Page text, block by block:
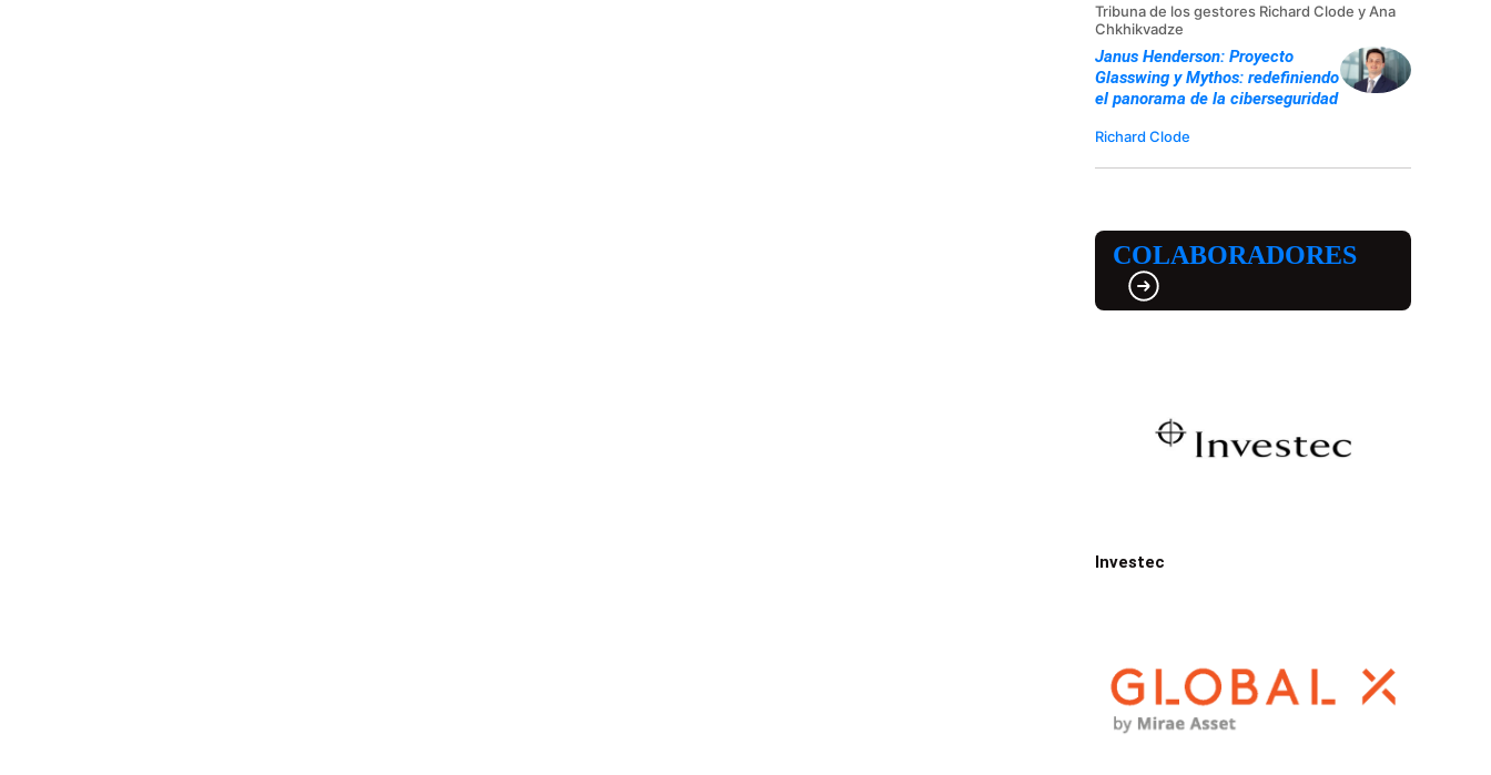
Tribuna de los gestores Richard Clode y Ana
Chkhikvadze
Janus Henderson: Proyecto
Glasswing y Mythos: redefiniendo
el panorama de la ciberseguridad
Richard Clode
COLABORADORES
Investec